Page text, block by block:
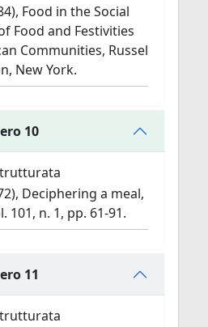
Food in the Social
Food and Festivities
Communities, Russel
New York.
10
Deciphering a meal,
101, n. 1, pp. 61-91.
11